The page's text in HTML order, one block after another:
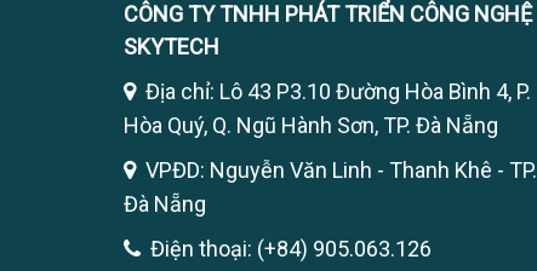
CÔNG TY TNHH PHÁT TRIỂN CÔNG NGHỆ
SKYTECH
Địa chỉ: Lô 43 P3.10 Đường Hòa Bình 4, P.
Hòa Quý, Q. Ngũ Hành Sơn, TP. Đà Nẵng
VPĐD: Nguyễn Văn Linh - Thanh Khê - TP.
Đà Nẵng
Điện thoại: (+84) 905.063.126